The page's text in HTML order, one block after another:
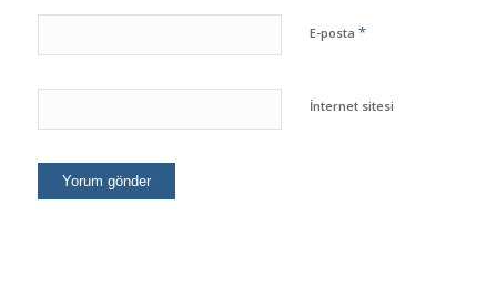
E-posta *
İnternet sitesi